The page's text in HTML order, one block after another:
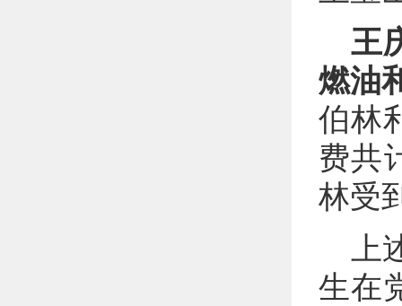
王
燃油
伯林
费共
林受
生在